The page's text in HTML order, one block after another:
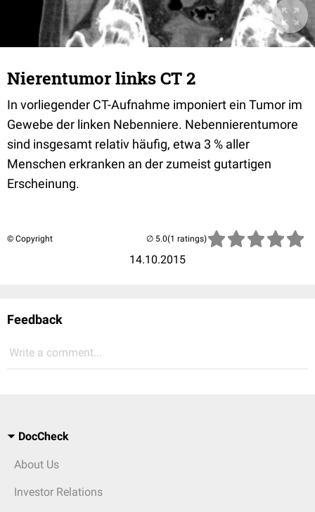
Nierentumor links CT 2
In vorliegender CT-Aufnahme imponiert ein Tumor im
Gewebe der linken Nebenniere. Nebennierentumore
sind insgesamt relativ häufig, etwa 3 % aller
Menschen erkranken an der zumeist gutartigen
Erscheinung.
© Copyright
14.10.2015
(1 ratings)
Feedback
Write a comment...
DocCheck
About Us
Investor Relations